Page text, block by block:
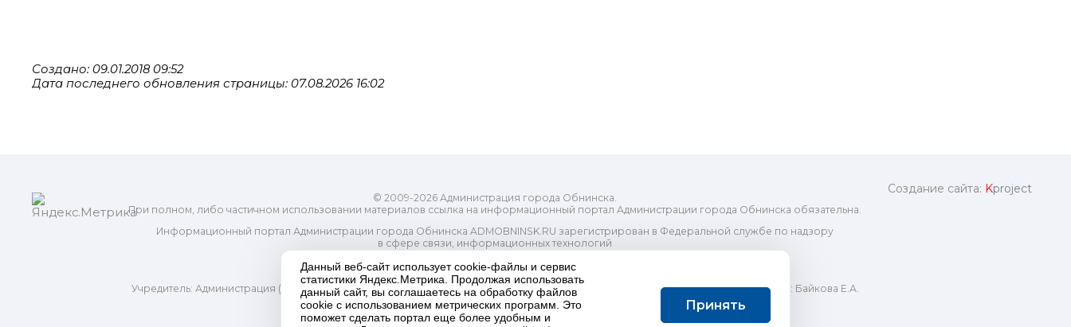
Создано: 09.01.2018 09:52
Дата последнего обновления страницы: 07.08.2026 16:02
© 2009-2026 Администрация города Обнинска.
При полном, либо частичном использовании материалов ссылка на информационный портал Администрации города Обнинска обязательна.
Информационный портал Администрации города Обнинска ADMOBNINSK.RU зарегистрирован в Федеральной службе по надзору
в сфере связи, информационных технологий
Свидетельство о регистрации Эл № ФС77-73321
Учредитель: Администрация (исполнительно-распорядительный орган) городского округа "Город Обнинск". Главный редактор: Байкова Е.А.
Адрес электронной почты Редакции: redactor@admobninsk.ru
Телефон Редакции: +7 (484) 395-85-85
Настоящий ресурс содержит материалы 18+
Создание сайта: Kproject
Данный веб-сайт использует cookie-файлы и сервис
статистики Яндекс.Метрика. Продолжая использовать
данный сайт, вы соглашаетесь на обработку файлов
cookie с использованием метрических программ. Это
поможет сделать портал еще более удобным и
Принять